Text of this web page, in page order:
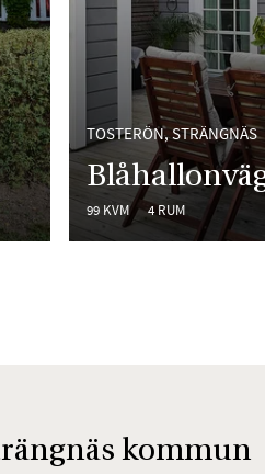
TOSTERÖN, STRÄNGNÄS
99 KVM 4 RUM
kommun